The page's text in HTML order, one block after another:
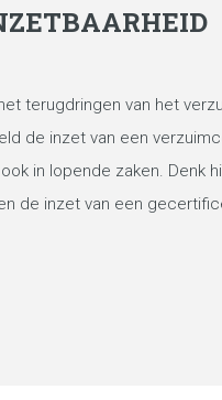
terugdringen van het
de inzet van een
in lopende zaken. Denk
de inzet van een